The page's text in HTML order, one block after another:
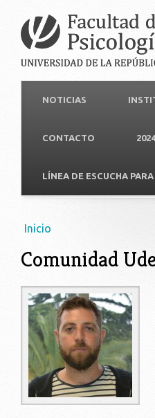
NOTICIAS
CONTACTO
LÍNEA DE ESCUCHA
Usted está aquí
Inicio
Comunidad
brunet.jpg